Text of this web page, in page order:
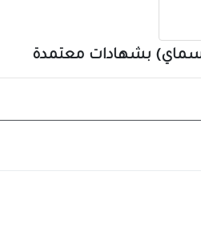
(سماي) بشهادات معتمدة